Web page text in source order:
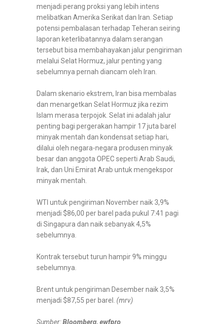
menjadi perang proksi yang lebih intens
melibatkan Amerika Serikat dan Iran. Setiap
potensi pembalasan terhadap Teheran seiring
laporan keterlibatannya dalam serangan
tersebut bisa membahayakan jalur pengiriman
melalui Selat Hormuz, jalur penting yang
sebelumnya pernah diancam oleh Iran.
Dalam skenario ekstrem, Iran bisa membalas
dan menargetkan Selat Hormuz jika rezim
Islam merasa terpojok. Selat ini adalah jalur
penting bagi pergerakan hampir 17 juta barel
minyak mentah dan kondensat setiap hari,
dilalui oleh negara-negara produsen minyak
besar dan anggota OPEC seperti Arab Saudi,
Irak, dan Uni Emirat Arab untuk mengekspor
minyak mentah.
WTI untuk pengiriman November naik 3,9%
menjadi $86,00 per barel pada pukul 7:41 pagi
di Singapura dan naik sebanyak 4,5%
sebelumnya.
Kontrak tersebut turun hampir 9% minggu
sebelumnya.
Brent untuk pengiriman Desember naik 3,5%
menjadi $87,55 per barel. (mrv)
Sumber:Bloomberg, ewfpro